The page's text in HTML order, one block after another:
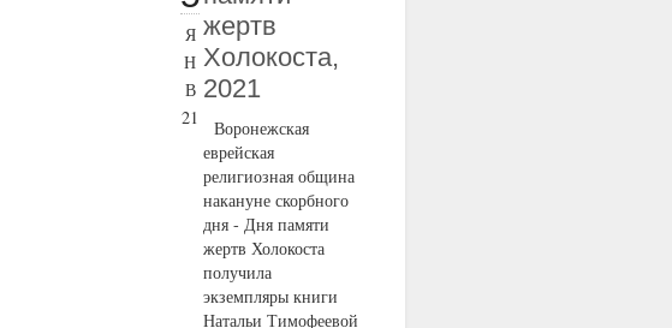
Я
Н
В
21
жертв
Холокоста,
2021
Воронежская
еврейская
религиозная община
накануне скорбного
дня - Дня памяти
жертв Холокоста
получила
экземпляры книги
Натальи Тимофеевой